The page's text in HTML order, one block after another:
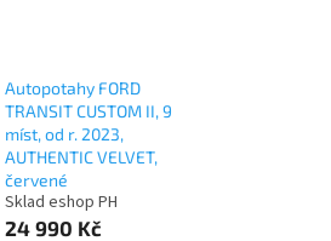
Autopotahy FORD
TRANSIT CUSTOM II, 9
míst, od r. 2023,
AUTHENTIC VELVET,
červené
Sklad eshop PH
24 990 Kč